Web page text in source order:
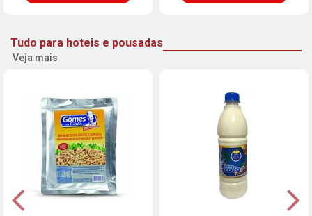
Tudo para hoteis e pousadas
Veja mais